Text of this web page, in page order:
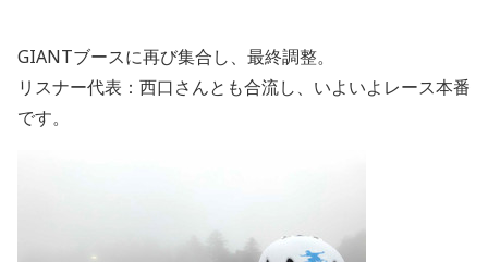
GIANTブースに再び集合し、最終調整。
リスナー代表：西口さんとも合流し、いよいよレース本番
です。